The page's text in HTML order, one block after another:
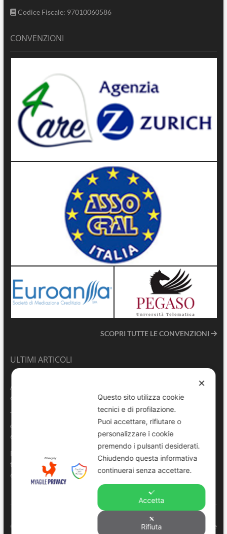
Codice Fiscale: 97010060586
CONVENZIONI
SCOPRI TUTTE LE CONVENZIONI
ULTIMI ARTICOLI
ANVU TG | Edizione del 06.08.2026
6 Agosto 2026
Terrasini 2026: aperte le pre-iscrizioni al 6° Convegno Regionale
delle Polizie Locali Siciliane
6 Agosto 2026
Pescara, comandante della Polizia Locale di Spoltore salva un
turista colto da malore in mare
6 Agosto 2026
© Copyright 2022. All right reserved to ANVU – Regione Sicilia
Privacy e
✕
Questo sito utilizza cookie
tecnici e di profilazione.
Puoi accettare, rifiutare o
personalizzare i cookie
premendo i pulsanti desiderati.
Chiudendo questa informativa
continuerai senza accettare.
Accetta
Rifiuta